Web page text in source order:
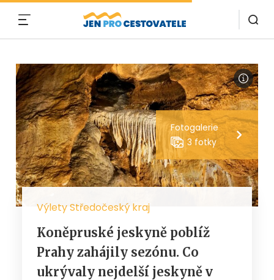
Fotogalerie
3 fotky
Výlety Středočeský kraj
Koněpruské jeskyně poblíž
Prahy zahájily sezónu. Co
ukrývaly nejdelší jeskyně v